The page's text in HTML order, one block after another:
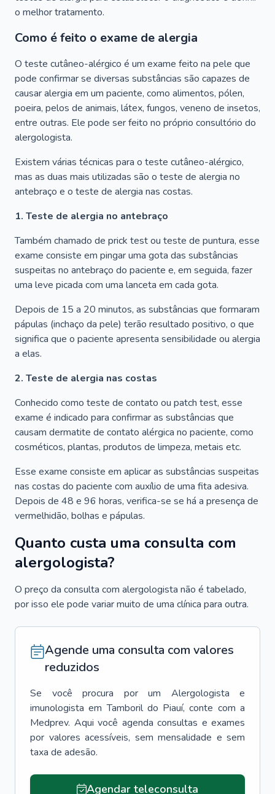
o melhor tratamento.
Como é feito o exame de alergia
O teste cutâneo-alérgico é um exame feito na pele que
pode confirmar se diversas substâncias são capazes de
causar alergia em um paciente, como alimentos, pólen,
poeira, pelos de animais, látex, fungos, veneno de insetos,
entre outras. Ele pode ser feito no próprio consultório do
alergologista.
Existem várias técnicas para o teste cutâneo-alérgico,
mas as duas mais utilizadas são o teste de alergia no
antebraço e o teste de alergia nas costas.
1. Teste de alergia no antebraço
Também chamado de prick test ou teste de puntura, esse
exame consiste em pingar uma gota das substâncias
suspeitas no antebraço do paciente e, em seguida, fazer
uma leve picada com uma lanceta em cada gota.
Depois de 15 a 20 minutos, as substâncias que formaram
pápulas (inchaço da pele) terão resultado positivo, o que
significa que o paciente apresenta sensibilidade ou alergia
a elas.
2. Teste de alergia nas costas
Conhecido como teste de contato ou patch test, esse
exame é indicado para confirmar as substâncias que
causam dermatite de contato alérgica no paciente, como
cosméticos, plantas, produtos de limpeza, metais etc.
Esse exame consiste em aplicar as substâncias suspeitas
nas costas do paciente com auxílio de uma fita adesiva.
Depois de 48 e 96 horas, verifica-se se há a presença de
vermelhidão, bolhas e pápulas.
Quanto custa uma consulta com
alergologista?
O preço da consulta com alergologista não é tabelado,
por isso ele pode variar muito de uma clínica para outra.
Agende uma consulta com valores
reduzidos
Se você procura por um
Alergologista e
imunologista em Tamboril do Piauí, conte com a
Medprev. Aqui você agenda consultas e exames
por valores acessíveis, sem mensalidade e sem
taxa de adesão.
Agendar teleconsulta